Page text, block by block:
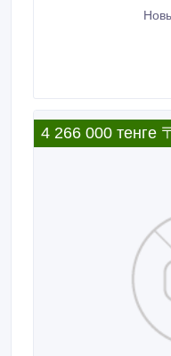
4 266 000 тенге